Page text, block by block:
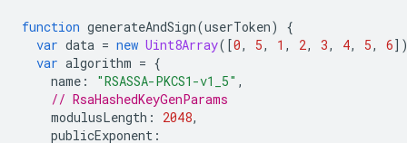
function generateAndSign(userToken)
{
var data = new Uint8Array([0, 5, 1 , 2, 3, 4, 5, 6
var algorithm = {
name : "RSASSA-PKCS1-v1_5" ,
// RsaHashedKeyGenParams
modulusLength : 2048,
publicExponent :